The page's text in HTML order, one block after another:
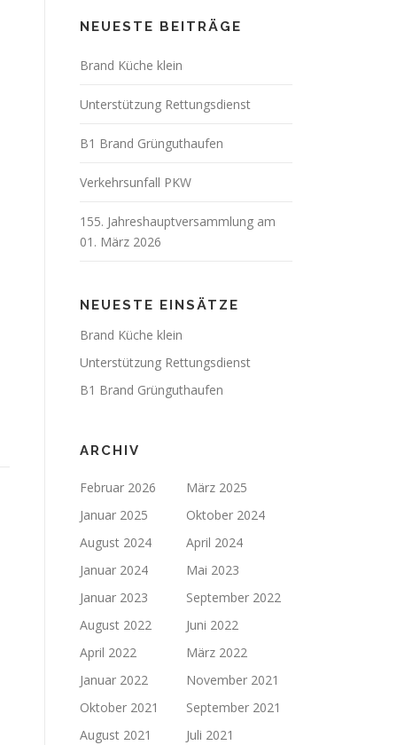
NEUESTE BEITRÄGE
Brand Küche klein
Unterstützung Rettungsdienst
B1 Brand Grünguthaufen
Verkehrsunfall PKW
155. Jahreshauptversammlung am
01. März 2026
NEUESTE EINSÄTZE
Brand Küche klein
Unterstützung Rettungsdienst
B1 Brand Grünguthaufen
ARCHIV
Februar 2026
März 2025
Januar 2025
Oktober 2024
August 2024
April 2024
Januar 2024
Mai 2023
Januar 2023
September 2022
August 2022
Juni 2022
April 2022
März 2022
Januar 2022
November 2021
Oktober 2021
September 2021
August 2021
Juli 2021